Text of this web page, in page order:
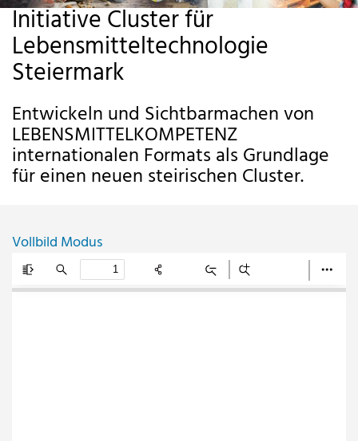
Initiative Cluster für
Lebensmitteltechnologie
Steiermark
Entwickeln und Sichtbarmachen von
LEBENSMITTELKOMPETENZ
internationalen Formats als Grundlage
für einen neuen steirischen Cluster.
Vollbild Modus